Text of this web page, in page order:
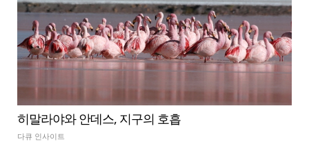
히말라야와 안데스, 지구의 호흡
다큐 인사이트